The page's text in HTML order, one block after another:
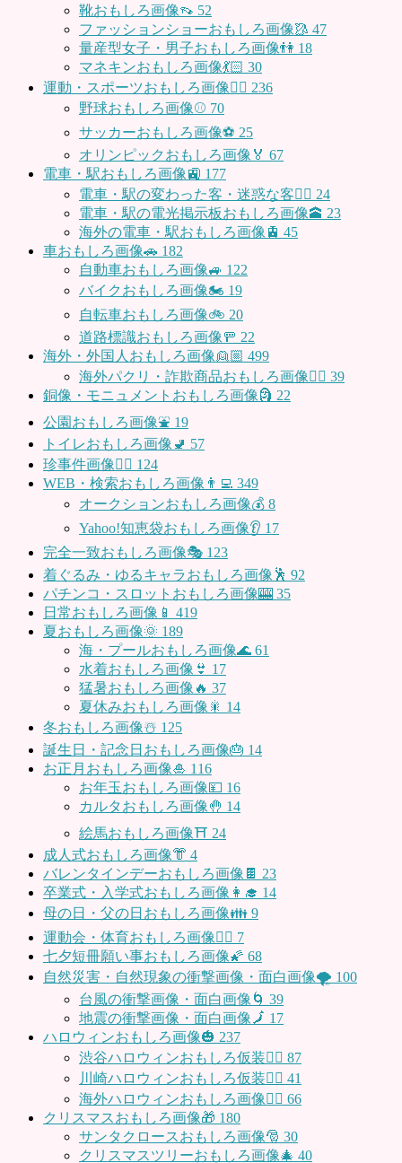
靴おもしろ画像👡 52
ファッションショーおもしろ画像🥻 47
量産型女子・男子おもしろ画像👫 18
マネキンおもしろ画像💃🏻 30
運動・スポーツおもしろ画像🏃‍♂️ 236
野球おもしろ画像⚾ 70
サッカーおもしろ画像⚽️ 25
オリンピックおもしろ画像🏅 67
電車・駅おもしろ画像🚉 177
電車・駅の変わった客・迷惑な客🤦‍♀️ 24
電車・駅の電光掲示板おもしろ画像🕋 23
海外の電車・駅おもしろ画像🚊 45
車おもしろ画像🚗 182
自動車おもしろ画像🚙 122
バイクおもしろ画像🏍 19
自転車おもしろ画像🚲 20
道路標識おもしろ画像🚥 22
海外・外国人おもしろ画像👱🏼 499
海外パクリ・詐欺商品おもしろ画像🙅‍♀️ 39
銅像・モニュメントおもしろ画像🗿 22
公園おもしろ画像⛲️ 19
トイレおもしろ画像🚽 57
珍事件画像👮‍♂️ 124
WEB・検索おもしろ画像👨‍💻 349
オークションおもしろ画像💰 8
Yahoo!知恵袋おもしろ画像👂 17
完全一致おもしろ画像🎭 123
着ぐるみ・ゆるキャラおもしろ画像🕺 92
パチンコ・スロットおもしろ画像🎰 35
日常おもしろ画像📱 419
夏おもしろ画像🌞 189
海・プールおもしろ画像🌊 61
水着おもしろ画像👙 17
猛暑おもしろ画像🔥 37
夏休みおもしろ画像🎇 14
冬おもしろ画像☃️ 125
誕生日・記念日おもしろ画像🎂 14
お正月おもしろ画像🎍 116
お年玉おもしろ画像💴 16
カルタおもしろ画像🤚 14
絵馬おもしろ画像⛩ 24
成人式おもしろ画像👘 4
バレンタインデーおもしろ画像🍫 23
卒業式・入学式おもしろ画像👩‍🎓 14
母の日・父の日おもしろ画像👪 9
運動会・体育おもしろ画像🤸‍♂️ 7
七夕短冊願い事おもしろ画像🌠 68
自然災害・自然現象の衝撃画像・面白画像🌪 100
台風の衝撃画像・面白画像🌀 39
地震の衝撃画像・面白画像🗾 17
ハロウィンおもしろ画像🎃 237
渋谷ハロウィンおもしろ仮装👯‍♂️ 87
川崎ハロウィンおもしろ仮装🧞‍♀️ 41
海外ハロウィンおもしろ画像🧛‍♂️ 66
クリスマスおもしろ画像🎁 180
サンタクロースおもしろ画像🎅 30
クリスマスツリーおもしろ画像🎄 40